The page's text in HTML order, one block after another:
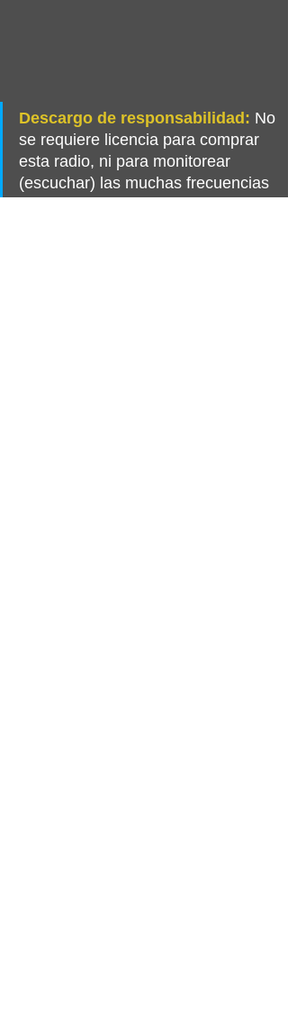
Descargo de responsabilidad: No
se requiere licencia para comprar
esta radio, ni para monitorear
(escuchar) las muchas frecuencias